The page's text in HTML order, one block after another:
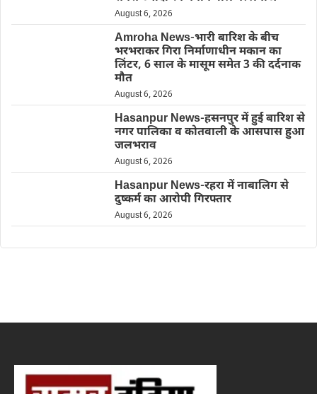
August 6, 2026
Amroha News-भारी बारिश के बीच
भरभराकर गिरा निर्माणाधीन मकान का
लिंटर, 6 साल के मासूम समेत 3 की दर्दनाक
मौत
August 6, 2026
Hasanpur News-हसनपुर में हुई बारिश से
नगर पालिका व कोतवाली के आसपास हुआ
जलभराव
August 6, 2026
Hasanpur News-रहरा में नाबालिग से
दुष्कर्म का आरोपी गिरफ्तार
August 6, 2026